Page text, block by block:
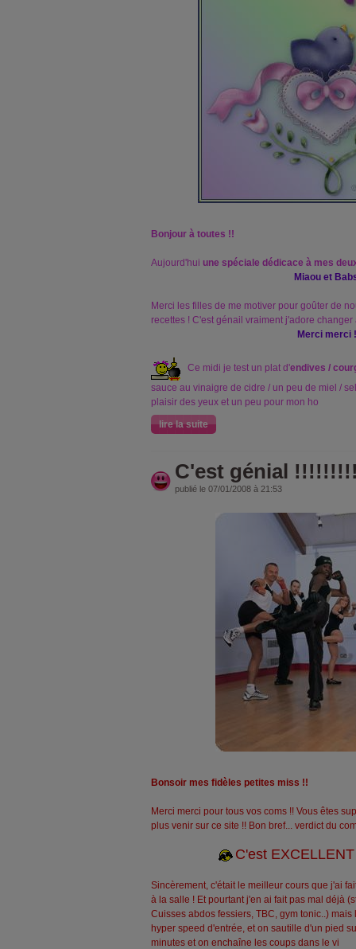
Bonjour à toutes !!
Aujourd'hui une spéciale dédicace à mes
Miaou et
Merci les filles de me motiver pour goûter de
recettes ! C'est génail vraiment j'adore
Merci merci
Ce midi je test un plat d'endives /
sauce au vinaigre de cidre / un peu de miel /
plaisir des yeux et un peu pour mon ho
lire la suite
C'est génial
publié le 07/01/2008 à 21:53
Bonsoir mes fidèles petites miss !!
Merci merci pour tous vos coms !! Vous êtes
plus venir sur ce site !! Bon bref... verdict du
C'est
Sincèrement, c'était le meilleur cours que j'ai
à la salle ! Et pourtant j'en ai fait pas mal déjà
Cuisses abdos fessiers, TBC, gym tonic..)
hyper speed d'entrée, et on sautille d'un pied
minutes et on enchaîne les coups dans le vi